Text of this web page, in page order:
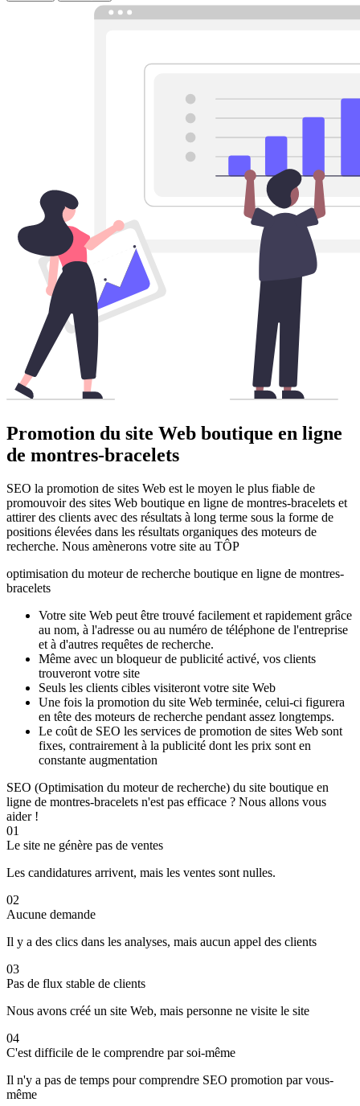
Promotion du site Web boutique en ligne
de montres-bracelets
SEO la promotion de sites Web est le moyen le plus fiable de
promouvoir des sites Web boutique en ligne de montres-bracelets et
attirer des clients avec des résultats à long terme sous la forme de
positions élevées dans les résultats organiques des moteurs de
recherche. Nous amènerons votre site au TÔP
optimisation du moteur de recherche boutique en ligne de montres-
bracelets
Votre site Web peut être trouvé facilement et rapidement grâce
au nom, à l'adresse ou au numéro de téléphone de l'entreprise
et à d'autres requêtes de recherche.
Même avec un bloqueur de publicité activé, vos clients
trouveront votre site
Seuls les clients cibles visiteront votre site Web
Une fois la promotion du site Web terminée, celui-ci figurera
en tête des moteurs de recherche pendant assez longtemps.
Le coût de SEO les services de promotion de sites Web sont
fixes, contrairement à la publicité dont les prix sont en
constante augmentation
SEO (Optimisation du moteur de recherche) du site boutique en
ligne de montres-bracelets n'est pas efficace ? Nous allons vous
aider !
01
Le site ne génère pas de ventes
Les candidatures arrivent, mais les ventes sont nulles.
02
Aucune demande
Il y a des clics dans les analyses, mais aucun appel des clients
03
Pas de flux stable de clients
Nous avons créé un site Web, mais personne ne visite le site
04
C'est difficile de le comprendre par soi-même
Il n'y a pas de temps pour comprendre SEO promotion par vous-
même